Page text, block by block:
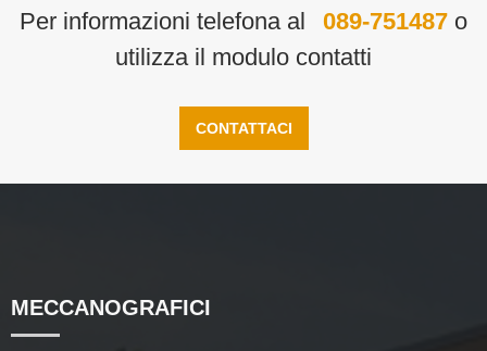
Per informazioni telefona al 089-751487 o
utilizza il modulo contatti
CONTATTACI
MECCANOGRAFICI